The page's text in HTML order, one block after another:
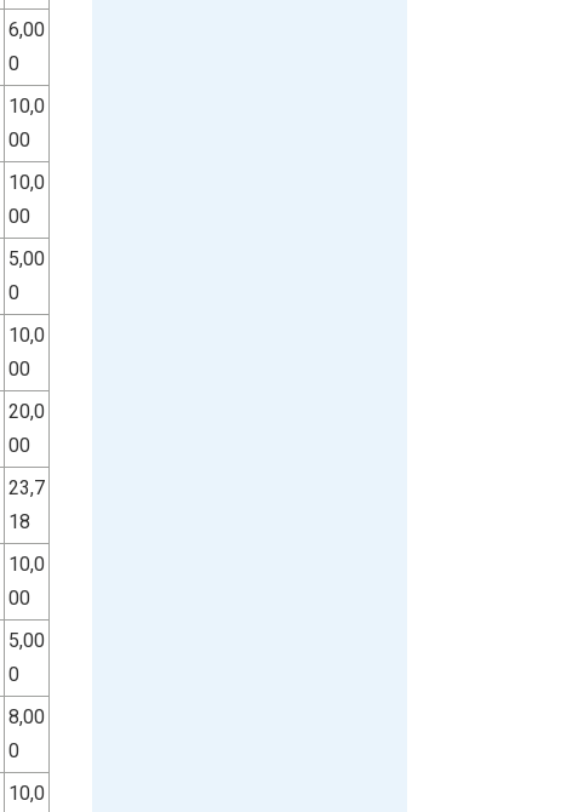
6,00
0
10,0
00
10,0
00
5,00
0
10,0
00
20,0
00
23,7
18
10,0
00
5,00
0
8,00
0
10,0